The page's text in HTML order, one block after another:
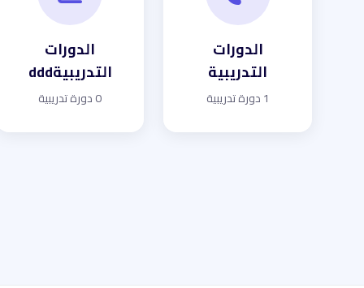
الدورات
التدريبية
1 دورة تدريبية
الدورات
التدريبيةddd
0 دورة تدريبية